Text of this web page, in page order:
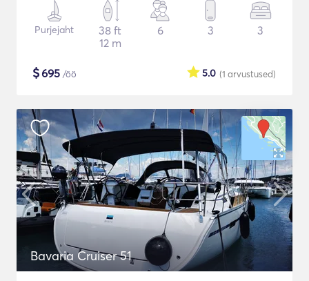
Purjejaht
38 ft
12 m
6 3 3
$695 /öö (1 arvustused)
5.0
Bavaria Cruiser 51